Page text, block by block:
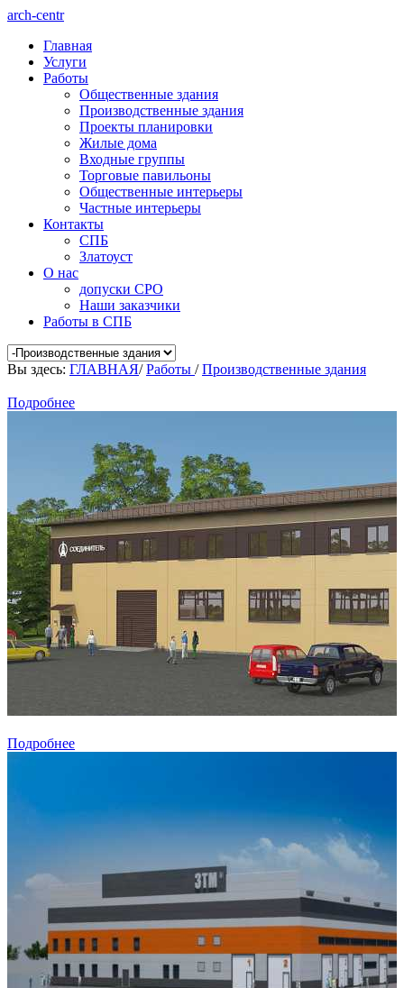
arch-centr
Главная
Услуги
Работы
Общественные здания
Производственные здания
Проекты планировки
Жилые дома
Входные группы
Торговые павильоны
Общественные интерьеры
Частные интерьеры
Контакты
СПБ
Златоуст
О нас
допуски СРО
Наши заказчики
Работы в СПБ
Вы здесь: ГЛАВНАЯ/Работы /Производственные здания
Подробнее
Подробнее